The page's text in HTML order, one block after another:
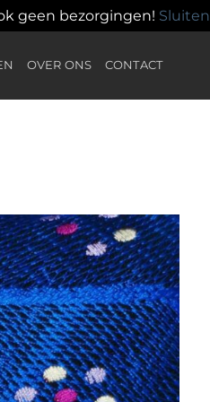
geen bezorgingen! Sluiten
OVER ONS CONTACT